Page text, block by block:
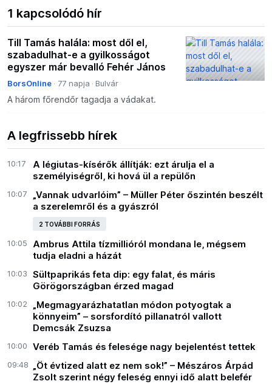
1 kapcsolódó hír
Till Tamás halála: most dől el,
szabadulhat-e a gyilkosságot
egyszer már bevalló Fehér János
BorsOnline 77 napja Bulvár
A három főrendőr tagadja a vádakat.
A legfrissebb hírek
10:17
A légiutas-kísérők állítják: ezt árulja el a
személyiségről, ki hová ül a repülőn
10:07
„Vannak udvarlóim” – Müller Péter őszintén beszélt
a szerelemről és a gyászról
2 TOVÁBBI FORRÁS
10:05
Ambrus Attila tízmillióról mondana le, mégsem
tudja eladni a házát
10:03
Sültpaprikás feta dip: egy falat, és máris
Görögországban érzed magad
10:02
„Megmagyarázhatatlan módon potyogtak a
könnyeim” – sorsfordító pillanatról vallott
Demcsák Zsuzsa
10:00 Veréb Tamás és felesége nagy bejelentést tettek
09:48 „Öt évtized alatt ez nem sok!” – Mészáros Árpád
Zsolt szerint négy feleség ennyi idő alatt belefér